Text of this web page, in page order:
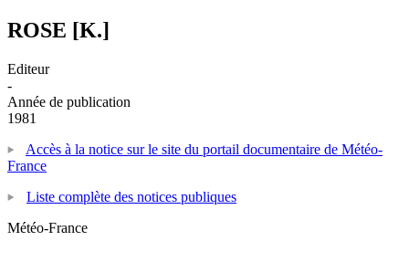
ROSE [K.]
Editeur
-
Année de publication
1981
Accès à la notice sur le site du portail documentaire de Météo-
France
Liste complète des notices publiques
Météo-France